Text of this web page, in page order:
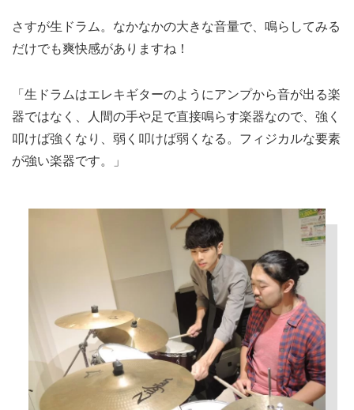
さすが生ドラム。なかなかの大きな音量で、鳴らしてみる
だけでも爽快感がありますね！
「生ドラムはエレキギターのようにアンプから音が出る楽
器ではなく、人間の手や足で直接鳴らす楽器なので、強く
叩けば強くなり、弱く叩けば弱くなる。フィジカルな要素
が強い楽器です。」